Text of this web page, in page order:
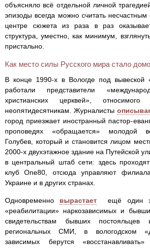
объясняло всё отдельной личной
эпизоды всегда можно считать
центре сюжета из раза в раз
структура, уместно, как минимум,
пристально.
Как место силы Русского мира стало
В конце 1990‑х в Вологде под вывеской
работали представители
христианских церквей»,
неопятидесятникам. Журналисты
город приезжает иностранный
проповедях «обращается» молодой
Голубев, который и становится лицом
2000‑х двухэтажное здание на Путейской
в центральный штаб сети: здесь
клуб One80, отсюда управляют
Украине и в других странах.
Одновременно вырастает ещё один
«реабилитации» наркозависимых и
свидетельствам бывших
региональных СМИ, в вологодском
зависимых берутся